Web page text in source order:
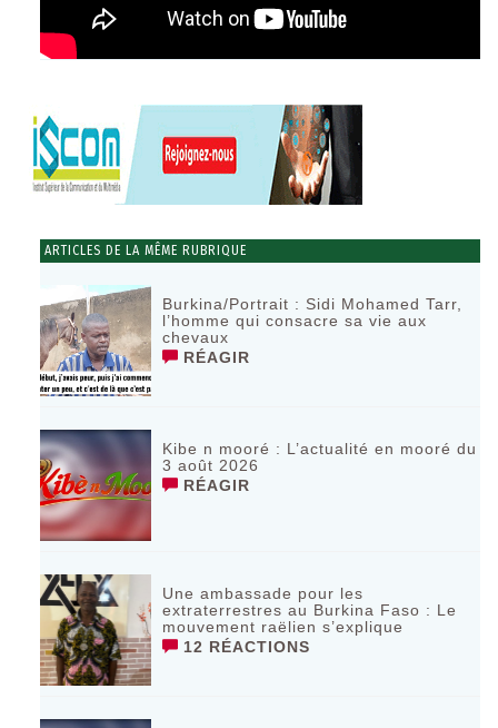
ARTICLES DE LA MÊME RUBRIQUE
Burkina/Portrait : Sidi Mohamed Tarr,
l’homme qui consacre sa vie aux
chevaux
RÉAGIR
Kibe n mooré : L’actualité en mooré du
3 août 2026
RÉAGIR
Une ambassade pour les
extraterrestres au Burkina Faso : Le
mouvement raëlien s’explique
12 RÉACTIONS